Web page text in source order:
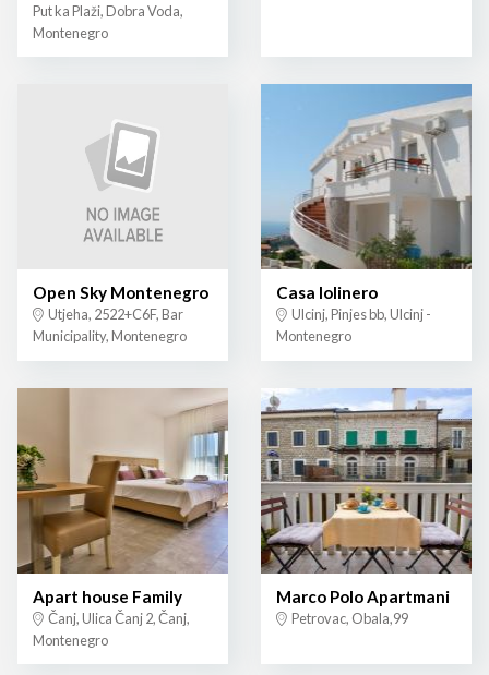
Put ka Plaži, Dobra Voda,
Montenegro
Open Sky Montenegro
Utjeha, 2522+C6F, Bar
Municipality, Montenegro
Casa lolinero
Ulcinj, Pinjes bb, Ulcinj -
Montenegro
Apart house Family
Čanj, Ulica Čanj 2, Čanj,
Montenegro
Marco Polo Apartmani
Petrovac, Obala,99